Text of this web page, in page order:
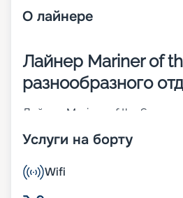
О лайнере
Лайнер Mariner of
разнообразного
Лайнер Mariner of the Seas
построено в 2003 году, а в
достижения, инновационные
Пассажиры могут посетить
Услуги на борту
Wifi